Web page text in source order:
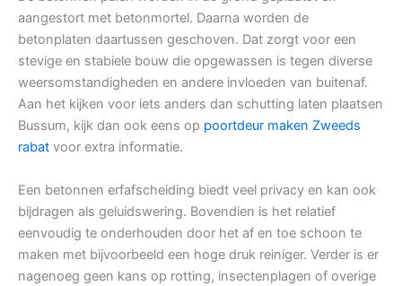
aangestort met betonmortel. Daarna worden de
betonplaten daartussen geschoven. Dat zorgt voor een
stevige en stabiele bouw die opgewassen is tegen diverse
weersomstandigheden en andere invloeden van buitenaf.
Aan het kijken voor iets anders dan schutting laten plaatsen
Bussum, kijk dan ook eens op poortdeur maken Zweeds
rabat voor extra informatie.
Een betonnen erfafscheiding biedt veel privacy en kan ook
bijdragen als geluidswering. Bovendien is het relatief
eenvoudig te onderhouden door het af en toe schoon te
maken met bijvoorbeeld een hoge druk reiniger. Verder is er
nagenoeg geen kans op rotting, insectenplagen of overige